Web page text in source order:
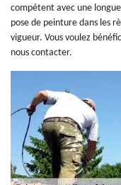
compétent avec une
pose de peinture dans les
vigueur. Vous voulez
nous contacter.